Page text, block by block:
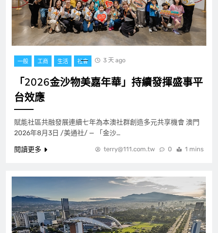
一般 工商 生活 社會 3 天 ago
「2026金沙物美嘉年華」持續發揮盛事平
台效應
賦能社區共融發展連續七年為本澳社群創造多元共享機會 澳門
2026年8月3日 /美通社/ — 「金沙…
閱讀更多
terry@111.com.tw 0 1 mins